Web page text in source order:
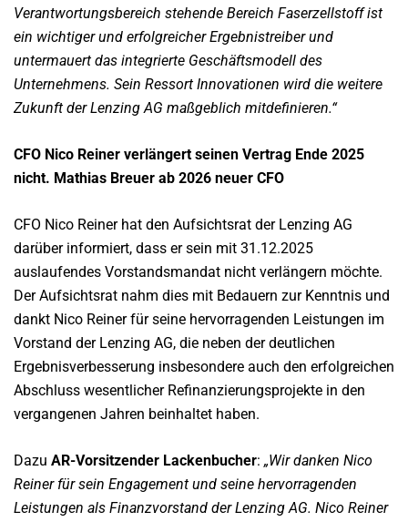
Verantwortungsbereich stehende Bereich Faserzellstoff ist
ein wichtiger und erfolgreicher Ergebnistreiber und
untermauert das integrierte Geschäftsmodell des
Unternehmens. Sein Ressort Innovationen wird die weitere
Zukunft der Lenzing AG maßgeblich mitdefinieren.“
CFO Nico Reiner verlängert seinen Vertrag Ende 2025
nicht. Mathias Breuer ab 2026 neuer CFO
CFO Nico Reiner hat den Aufsichtsrat der Lenzing AG
darüber informiert, dass er sein mit 31.12.2025
auslaufendes Vorstandsmandat nicht verlängern möchte.
Der Aufsichtsrat nahm dies mit Bedauern zur Kenntnis und
dankt Nico Reiner für seine hervorragenden Leistungen im
Vorstand der Lenzing AG, die neben der deutlichen
Ergebnisverbesserung insbesondere auch den erfolgreichen
Abschluss wesentlicher Refinanzierungsprojekte in den
vergangenen Jahren beinhaltet haben.
Dazu AR-Vorsitzender Lackenbucher: „Wir danken Nico
Reiner für sein Engagement und seine hervorragenden
Leistungen als Finanzvorstand der Lenzing AG. Nico Reiner